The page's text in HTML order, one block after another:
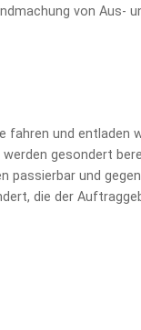
von Aus-
und
gesondert
und
die der